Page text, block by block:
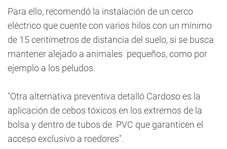
Para ello, recomendó la instalación de un cerco
eléctrico que cuente con varios hilos con un mínimo
de 15 centímetros de distancia del suelo, si se busca
mantener alejado a animales pequeños, como por
ejemplo a los peludos.
"Otra alternativa preventiva detalló Cardoso es la
aplicación de cebos tóxicos en los extremos de la
bolsa y dentro de tubos de PVC que garanticen el
acceso exclusivo a roedores".